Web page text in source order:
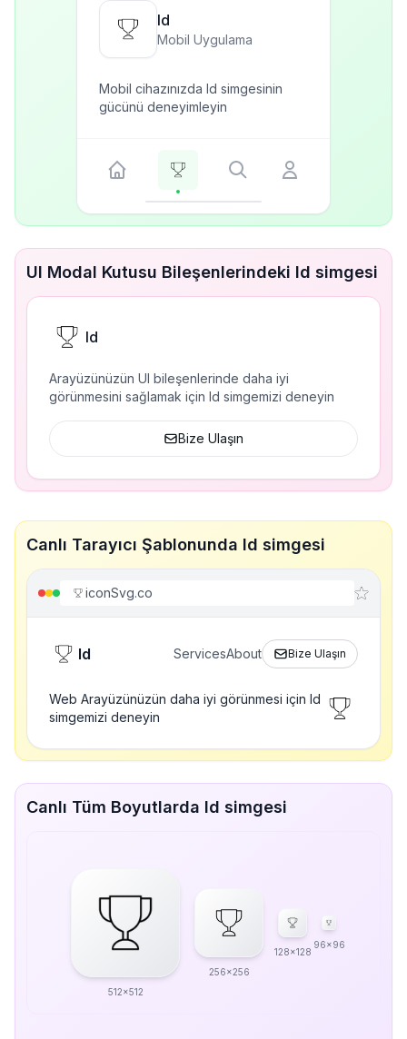
Id
Mobil Uygulama
Mobil cihazınızda Id simgesinin
gücünü deneyimleyin
UI Modal Kutusu Bileşenlerindeki Id simgesi
Id
Arayüzünüzün UI bileşenlerinde daha iyi
görünmesini sağlamak için Id simgemizi deneyin
Bize Ulaşın
Canlı Tarayıcı Şablonunda Id simgesi
iconSvg.co
Id ServicesAbout Bize Ulaşın
Web Arayüzünüzün daha iyi görünmesi için Id
simgemizi deneyin
Canlı Tüm Boyutlarda Id simgesi
512x512
256x256
128x128
96x96